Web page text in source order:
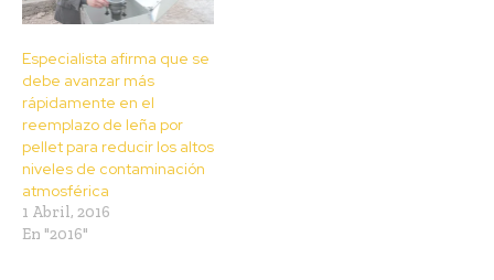
Especialista afirma que se
debe avanzar más
rápidamente en el
reemplazo de leña por
pellet para reducir los altos
niveles de contaminación
atmosférica
1 Abril, 2016
En "2016"